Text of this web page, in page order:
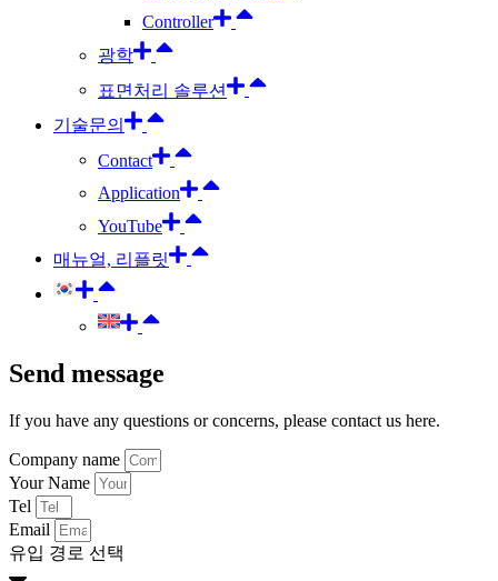
Controller
광학
표면처리 솔루션
기술문의
Contact
Application
YouTube
매뉴얼, 리플릿
Send message
If you have any questions or concerns, please contact us here.
Company name
Your Name
Tel
Email
유입 경로 선택